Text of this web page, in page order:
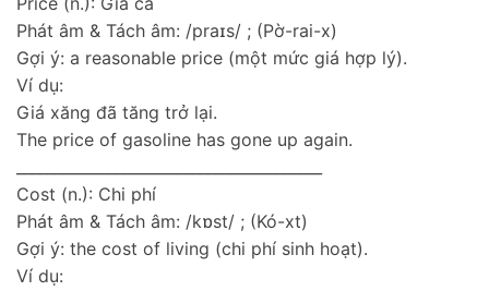
Phát âm & Tách âm: /praɪs/ ; (Pờ-rai-x)
Gợi ý: a reasonable price (một mức giá hợp lý).
Ví dụ:
Giá xăng đã tăng trở lại.
The price of gasoline has gone up again.
Cost (n.): Chi phí
Phát âm & Tách âm: /kɒst/ ; (Kó-xt)
Gợi ý: the cost of living (chi phí sinh hoạt).
Ví dụ: